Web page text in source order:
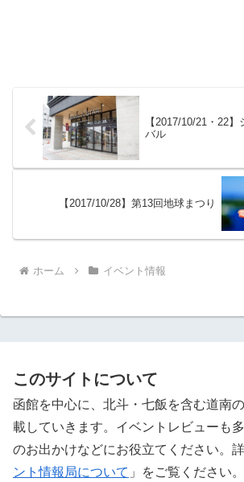
【2017/10/21・22
バル
【2017/10/28】第13回地球まつり
ホーム イベント情報
このサイトについて
函館を中心に、北斗・七飯を含む道南
載していきます。イベントレビューも
のお出かけなどにお役立てください。
ント情報局について 」をご覧ください。 ‎